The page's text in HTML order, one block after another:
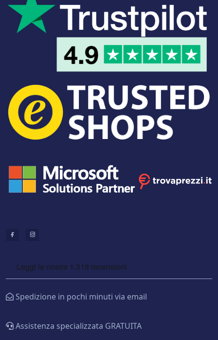
Spedizione in pochi minuti via email
Assistenza specializzata GRATUITA